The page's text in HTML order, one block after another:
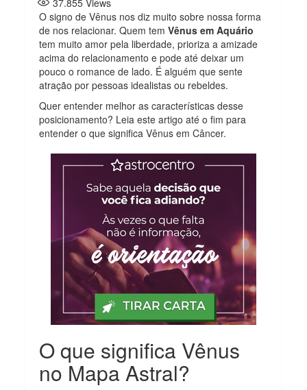
37.855 Views
O signo de Vênus nos diz muito sobre nossa forma
de nos relacionar. Quem temVênus em Aquário
tem muito amor pela liberdade, prioriza a amizade
acima do relacionamento e pode até deixar um
pouco o romance de lado. É alguém que sente
atração por pessoas idealistas ou rebeldes.
Quer entender melhor as características desse
posicionamento? Leia este artigo até o fim para
entender o que significa Vênus em Câncer.
O que significa Vênus
no Mapa Astral?